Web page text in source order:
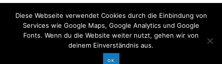
©2026 COPYRIGHT DAVID KOHLRUSS
Diese Webseite verwendet Cookies durch die Einbindung von
Services wie Google Maps, Google Analytics und Google
Fonts. Wenn du die Website weiter nutzt, gehen wir von
deinem Einverständnis aus.
OK